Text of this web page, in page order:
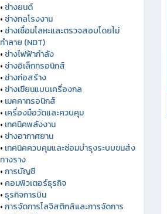
• ช่างยนต์
• ช่างกลโรงงาน
• ช่างเชื่อมโลหะและตรวจสอบโดยไม่
ทำลาย (NDT)
• ช่างไฟฟ้ากำลัง
• ช่างอิเล็กทรอนิกส์
• ช่างก่อสร้าง
• ช่างเขียนแบบเครื่องกล
• เมคคาทรอนิกส์
• เครื่องมือวัดและควบคุม
• เทคนิคพลังงาน
• ช่างอากาศยาน
• เทคนิคควบคุมและซ่อมบำรุงระบบขนส่ง
ทางราง
•การบัญชี
• คอมพิวเตอร์ธุรกิจ
• ธุรกิจการบิน
•การจัดการโลจิสติกส์และการจัดการ